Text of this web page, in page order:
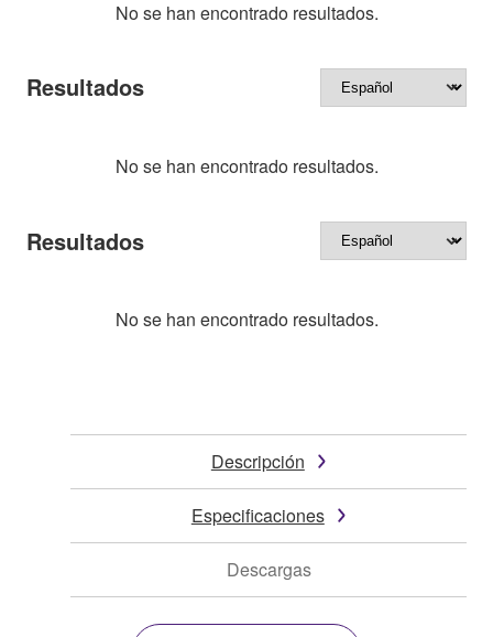
No se han encontrado resultados.
Resultados
No se han encontrado resultados.
Resultados
No se han encontrado resultados.
Descripción
Especificaciones
Descargas